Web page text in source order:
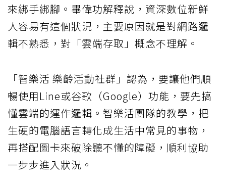
來綁手綁腳。畢偉功解釋說，資深數位新鮮
人容易有這個狀況，主要原因就是對網路邏
輯不熟悉，對「雲端存取」概念不理解。
「智樂活 樂齡活動社群」認為，要讓他們順
暢使用Line或谷歌（Google）功能，要先搞
懂雲端的運作邏輯。智樂活團隊的教學，把
生硬的電腦語言轉化成生活中常見的事物，
再搭配圖卡來破除聽不懂的障礙，順利協助
一步步進入狀況。